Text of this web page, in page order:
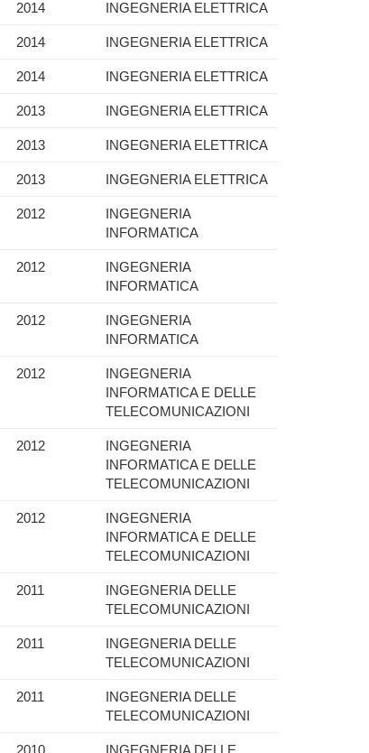
2014 INGEGNERIA ELETTRICA
2014 INGEGNERIA ELETTRICA
2014 INGEGNERIA ELETTRICA
2013 INGEGNERIA ELETTRICA
2013 INGEGNERIA ELETTRICA
2013 INGEGNERIA ELETTRICA
2012
INGEGNERIA
INFORMATICA
2012
INGEGNERIA
INFORMATICA
2012
INGEGNERIA
INFORMATICA
2012
INGEGNERIA
INFORMATICA E DELLE
TELECOMUNICAZIONI
2012
INGEGNERIA
INFORMATICA E DELLE
TELECOMUNICAZIONI
2012
INGEGNERIA
INFORMATICA E DELLE
TELECOMUNICAZIONI
2011
INGEGNERIA DELLE
TELECOMUNICAZIONI
2011
INGEGNERIA DELLE
TELECOMUNICAZIONI
2011
INGEGNERIA DELLE
TELECOMUNICAZIONI
2010 INGEGNERIA DELLE